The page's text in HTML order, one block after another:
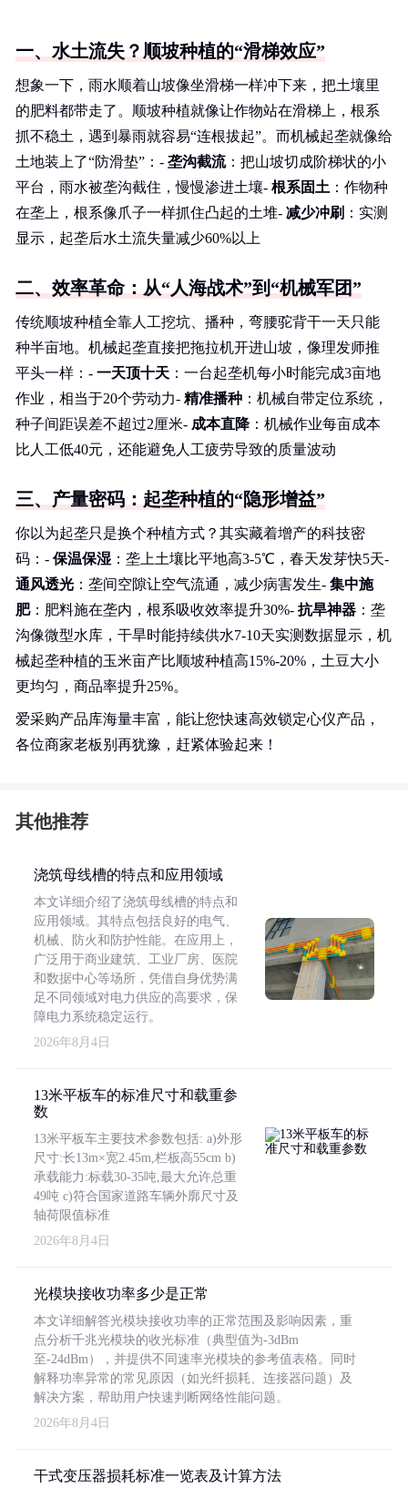
一、水土流失？顺坡种植的“滑梯效应”
想象一下，雨水顺着山坡像坐滑梯一样冲下来，把土壤里
的肥料都带走了。顺坡种植就像让作物站在滑梯上，根系
抓不稳土，遇到暴雨就容易“连根拔起”。而机械起垄就像给
土地装上了“防滑垫”：- 垄沟截流：把山坡切成阶梯状的小
平台，雨水被垄沟截住，慢慢渗进土壤- 根系固土 ：作物种
在垄上，根系像爪子一样抓住凸起的土堆- 减少冲刷 ：实测
显示，起垄后水土流失量减少60%以上
二、效率革命：从“人海战术”到“机械军团”
传统顺坡种植全靠人工挖坑、播种，弯腰驼背干一天只能
种半亩地。机械起垄直接把拖拉机开进山坡，像理发师推
平头一样：- 一天顶十天 ：一台起垄机每小时能完成3亩地
作业，相当于20个劳动力- 精准播种 ：机械自带定位系统，
种子间距误差不超过2厘米- 成本直降：机械作业每亩成本
比人工低40元，还能避免人工疲劳导致的质量波动
三、产量密码：起垄种植的“隐形增益”
你以为起垄只是换个种植方式？其实藏着增产的科技密
码：- 保温保湿 ：垄上土壤比平地高3-5℃，春天发芽快5天-
通风透光 ：垄间空隙让空气流通，减少病害发生- 集中施
肥：肥料施在垄内，根系吸收效率提升30%- 抗旱神器 ：垄
沟像微型水库，干旱时能持续供水7-10天实测数据显示，机
械起垄种植的玉米亩产比顺坡种植高15%-20%，土豆大小
更均匀，商品率提升25%。
爱采购产品库海量丰富，能让您快速高效锁定心仪产品，
各位商家老板别再犹豫，赶紧体验起来！
其他推荐
浇筑母线槽的特点和应用领域
本文详细介绍了浇筑母线槽的特点和
应用领域。其特点包括良好的电气、
机械、防火和防护性能。在应用上，
广泛用于商业建筑、工业厂房、医院
和数据中心等场所，凭借自身优势满
足不同领域对电力供应的高要求，保
障电力系统稳定运行。
2026年8月4日
13米平板车的标准尺寸和载重参
数
13米平板车主要技术参数包括: a)外形
尺寸:长13m×宽2.45m,栏板高55cm b)
承载能力:标载30-35吨,最大允许总重
49吨 c)符合国家道路车辆外廓尺寸及
轴荷限值标准
2026年8月4日
光模块接收功率多少是正常
本文详细解答光模块接收功率的正常范围及影响因素，重
点分析千兆光模块的收光标准（典型值为-3dBm
至-24dBm），并提供不同速率光模块的参考值表格。同时
解释功率异常的常见原因（如光纤损耗、连接器问题）及
解决方案，帮助用户快速判断网络性能问题。
2026年8月4日
干式变压器损耗标准一览表及计算方法